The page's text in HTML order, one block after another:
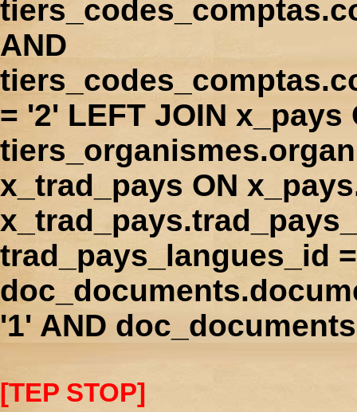
AND
= '2' LEFT JOIN
x_trad_pays ON
trad_pays_langues_id
'1' AND
[TEP STOP]